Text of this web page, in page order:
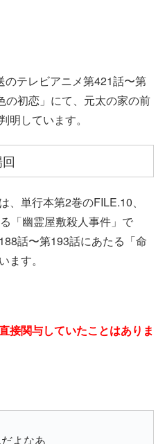
テレビアニメ第421話〜第
の初恋」にて、元太の家の前
明しています。
単行本第2巻のFILE.10、
「幽霊屋敷殺人事件」で
話〜第193話にあたる「命
ます。
接関与していたことはありま
よなあ